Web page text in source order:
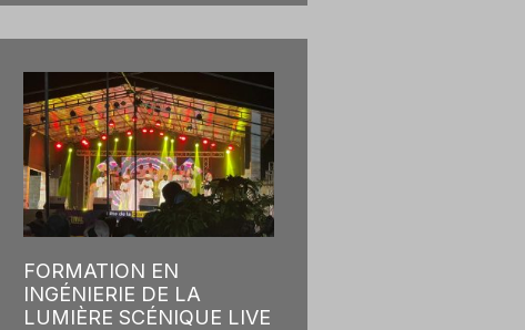
FORMATION EN
INGÉNIERIE DE LA
LUMIÈRE SCÉNIQUE LIVE